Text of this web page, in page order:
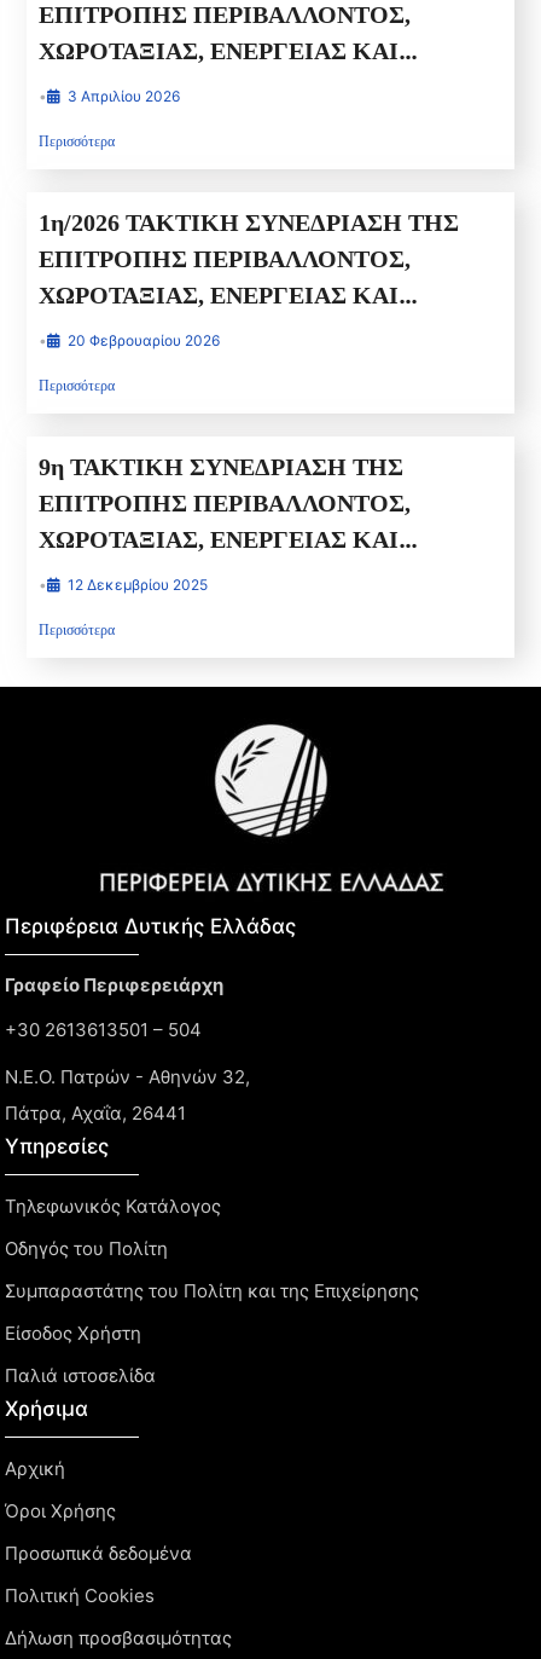
ΕΠΙΤΡΟΠΗΣ ΠΕΡΙΒΑΛΛΟΝΤΟΣ,
ΧΩΡΟΤΑΞΙΑΣ, ΕΝΕΡΓΕΙΑΣ ΚΑΙ
ΦΥΣΙΚΩΝ ΠΟΡΩΝ ΠΕΡΙΦΕΡΕΙΑΚΟΥ
• 3 Απριλίου 2026
Περισσότερα
1η/2026 ΤΑΚΤΙΚΗ ΣΥΝΕΔΡΙΑΣΗ ΤΗΣ
ΕΠΙΤΡΟΠΗΣ ΠΕΡΙΒΑΛΛΟΝΤΟΣ,
ΧΩΡΟΤΑΞΙΑΣ, ΕΝΕΡΓΕΙΑΣ ΚΑΙ
ΦΥΣΙΚΩΝ ΠΟΡΩΝ ΠΕΡΙΦΕΡΕΙΑΚΟΥ
• 20 Φεβρουαρίου 2026
Περισσότερα
9η ΤΑΚΤΙΚΗ ΣΥΝΕΔΡΙΑΣΗ ΤΗΣ
ΕΠΙΤΡΟΠΗΣ ΠΕΡΙΒΑΛΛΟΝΤΟΣ,
ΧΩΡΟΤΑΞΙΑΣ, ΕΝΕΡΓΕΙΑΣ ΚΑΙ
ΦΥΣΙΚΩΝ ΠΟΡΩΝ ΠΕΡΙΦΕΡΕΙΑΚΟΥ
• 12 Δεκεμβρίου 2025
Περισσότερα
Περιφέρεια Δυτικής Ελλάδας​
Γραφείο Περιφερειάρχη
+30 2613613501 – 504
Ν.Ε.Ο. Πατρών - Αθηνών 32,
Πάτρα, Αχαΐα, 26441
Υπηρεσίες
Τηλεφωνικός Κατάλογος
Οδηγός του Πολίτη
Συμπαραστάτης του Πολίτη και της Επιχείρησης
Είσοδος Χρήστη
Παλιά ιστοσελίδα
Χρήσιμα
Αρχική
Όροι Χρήσης
Προσωπικά δεδομένα
Πολιτική Cookies
Δήλωση προσβασιμότητας